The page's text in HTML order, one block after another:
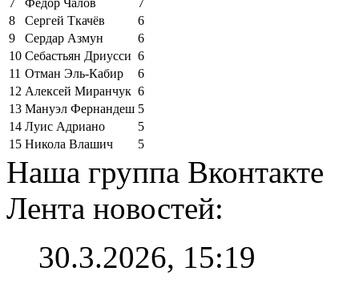
8
Сергей Ткачёв
6
9
Сердар Азмун
6
10 Себастьян Дриусси 6
11 Отман Эль-Кабир
6
12 Алексей Миранчук 6
13 Мануэл Фернандеш 5
14 Луис Адриано
5
15 Никола Влашич 5
Наша группа Вконтакте
Лента новостей:
30.3.2026, 15:19